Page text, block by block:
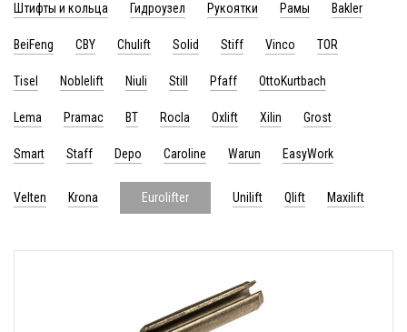
Штифты и кольца Гидроузел Рукоятки Рамы Bakler
BeiFeng CBY Chulift Solid Stiff Vinco TOR
Tisel Noblelift Niuli Still Pfaff OttoKurtbach
Lema Pramac BT Rocla Oxlift Xilin Grost
Smart Staff Depo Caroline Warun EasyWork
Velten Krona Eurolifter Unilift Qlift Maxilift